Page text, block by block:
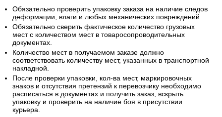
Обязательно проверить упаковку заказа на наличие следов
деформации, влаги и любых механических повреждений.
Обязательно сверить фактическое количество грузовых
мест с количеством мест в товаросопроводительных
документах.
Количество мест в получаемом заказе должно
соответствовать количеству мест, указанных в транспортной
накладной.
После проверки упаковки, кол-ва мест, маркировочных
знаков и отсутствия претензий к перевозчику необходимо
расписаться в документах и получить заказ, вскрыть
упаковку и проверить на наличие боя в присутствии
курьера.